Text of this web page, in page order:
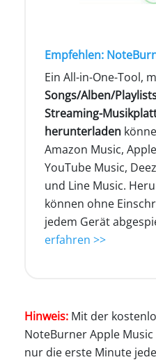
Empfehlen:
Ein All-in-One-Tool,
Songs/Alben/
Streaming-
herunterladen
Amazon Music,
YouTube Music,
und Line Music.
können ohne
jedem Gerät
erfahren >>
Hinweis: Mit der
NoteBurner Apple
nur die erste Minute